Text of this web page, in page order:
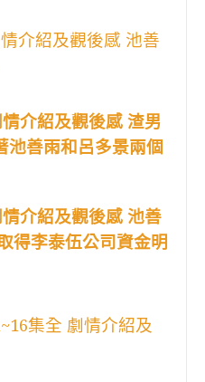
介紹及觀後感 池善
介紹及觀後感 渣男
池善雨和呂多景兩個
介紹及觀後感 池善
得李泰伍公司資金明
集全 劇情介紹及